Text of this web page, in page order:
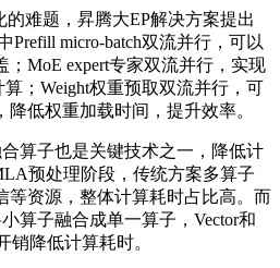
题，昇腾大EP解决方案提出
Prefill micro-batch双流并行，可以
MoE expert专家双流并行，实现
；Weight权重预取双流并行，可
低权重加载时间，提升效率。
子也是关键技术之一，降低计
预处理阶段，传统方案多算子
等资源，整体计算耗时占比高。而
算子融合成单一算子，Vector和
销降低计算耗时。